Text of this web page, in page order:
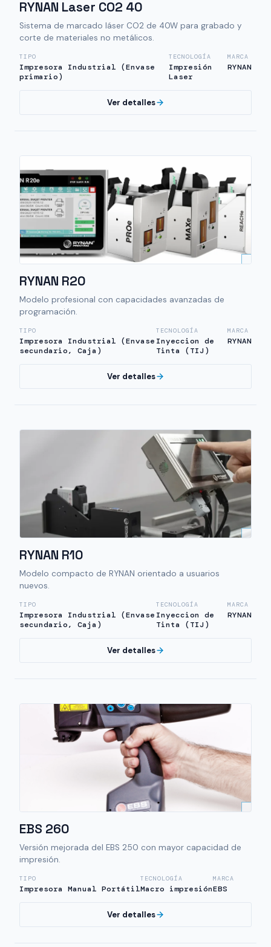
RYNAN Laser CO2 40
Sistema de marcado láser CO2 de 40W para grabado y
corte de materiales no metálicos.
TIPO
Impresora Industrial (Envase
primario)
TECNOLOGÍA
Impresión
Laser
MARCA
RYNAN
Ver detalles
RYNAN R20
Modelo profesional con capacidades avanzadas de
programación.
TIPO
Impresora Industrial (Envase
secundario, Caja)
TECNOLOGÍA
Inyeccion de
Tinta (TIJ)
MARCA
RYNAN
Ver detalles
RYNAN R10
Modelo compacto de RYNAN orientado a usuarios
nuevos.
TIPO
Impresora Industrial (Envase
secundario, Caja)
TECNOLOGÍA
Inyeccion de
Tinta (TIJ)
MARCA
RYNAN
Ver detalles
EBS 260
Versión mejorada del EBS 250 con mayor capacidad de
impresión.
TIPO
Impresora Manual Portátil
TECNOLOGÍA
Macro impresión
MARCA
EBS
Ver detalles